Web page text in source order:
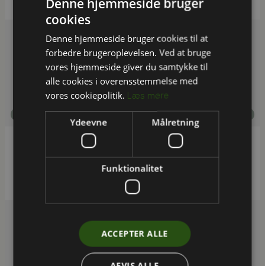
Dansk mode og Textil- workshop: Fastholdelse
af ESG i en tid med Omnibus-usikkerhed
cookies
Denne hjemmeside bruger cookies til at
forbedre brugeroplevelsen. Ved at bruge
vores hjemmeside giver du samtykke til
alle cookies i overensstemmelse med
vores cookiepolitik. Læs mere
Ydeevne Målretning
Funktionalitet
ACCEPTER ALLE